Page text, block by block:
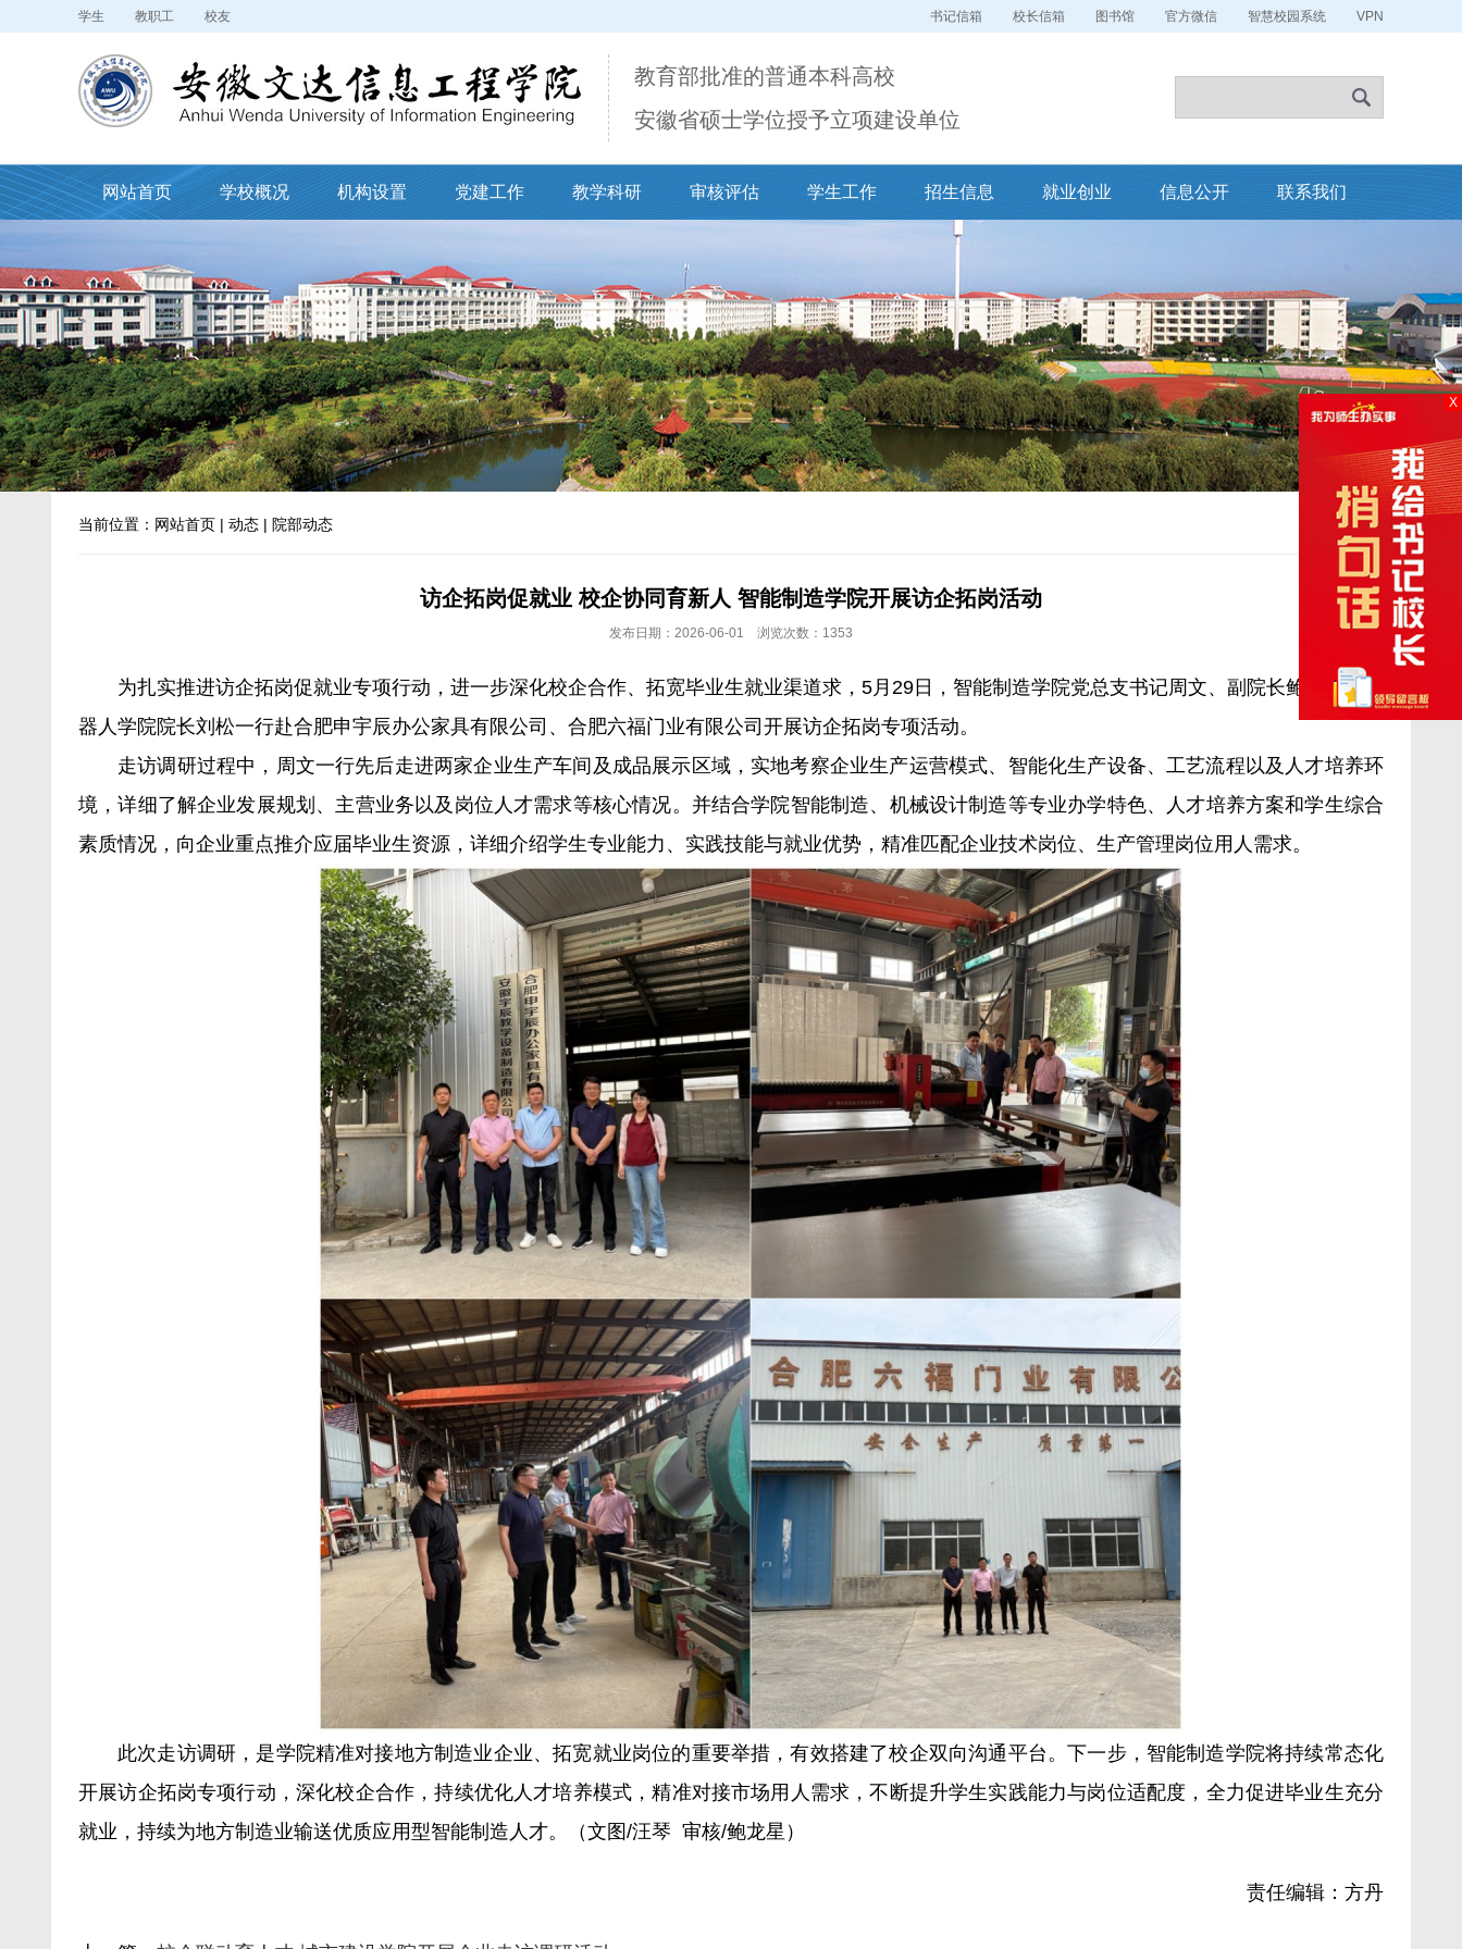
X
学生 教职工 校友 书记信箱 校长信箱 图书馆 官方微信 智慧校园系统 VPN
教育部批准的普通本科高校
安徽省硕士学位授予立项建设单位
网站首页 学校概况 机构设置 党建工作 教学科研 审核评估 学生工作 招生信息 就业创业 信息公开 联系我们
当前位置： 网站首页 | 动态 | 院部动态
访企拓岗促就业 校企协同育新人 智能制造学院开展访企拓岗活动
发布日期：2026-06-01 浏览次数：1353
为扎实推进访企拓岗促就业专项行动，进一步深化校企合作、拓宽毕业生就业渠道求，5月29日，智能制造学院党总支书记周文、副院长鲍龙星，机
器人学院院长刘松一行赴合肥申宇辰办公家具有限公司、合肥六福门业有限公司开展访企拓岗专项活动。
走访调研过程中，周文一行先后走进两家企业生产车间及成品展示区域，实地考察企业生产运营模式、智能化生产设备、工艺流程以及人才培养环
境，详细了解企业发展规划、主营业务以及岗位人才需求等核心情况。并结合学院智能制造、机械设计制造等专业办学特色、人才培养方案和学生综合
素质情况，向企业重点推介应届毕业生资源，详细介绍学生专业能力、实践技能与就业优势，精准匹配企业技术岗位、生产管理岗位用人需求。
此次走访调研，是学院精准对接地方制造业企业、拓宽就业岗位的重要举措，有效搭建了校企双向沟通平台。下一步，智能制造学院将持续常态化
开展访企拓岗专项行动，深化校企合作，持续优化人才培养模式，精准对接市场用人需求，不断提升学生实践能力与岗位适配度，全力促进毕业生充分
就业，持续为地方制造业输送优质应用型智能制造人才。（文图/汪琴 审核/鲍龙星）
责任编辑：方丹